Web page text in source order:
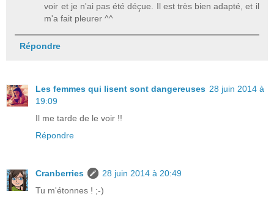
voir et je n'ai pas été déçue. Il est très bien adapté, et il
m'a fait pleurer ^^
Répondre
Les femmes qui lisent sont dangereuses 28 juin 2014 à
19:09
Il me tarde de le voir !!
Répondre
Cranberries
28 juin 2014 à 20:49
Tu m'étonnes ! ;-)